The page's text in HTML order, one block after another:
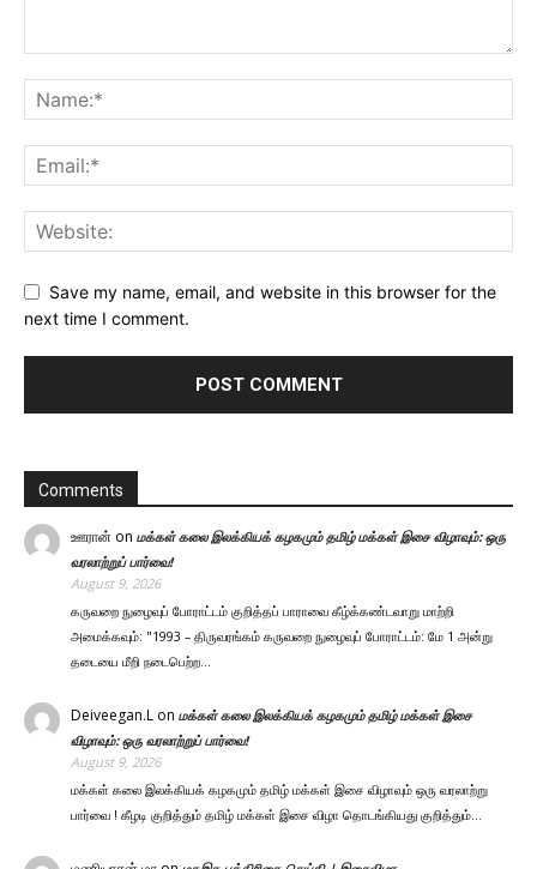
Save my name, email, and website in this browser for the
next time I comment.
Comments
ஊரான் on மக்கள் கலை இலக்கியக் கழகமும் தமிழ் மக்கள் இசை விழாவும்: ஒரு
வரலாற்றுப் பார்வை!
August 9, 2026
கருவறை நுழைவுப் போராட்டம் குறித்தப் பாராவை கீழ்க்கண்டவாறு மாற்றி
அமைக்கவும்: "1993 – திருவரங்கம் கருவறை நுழைவுப் போராட்டம்: மே 1 அன்று
தடையை மீறி நடைபெற்ற…
Deiveegan.L on மக்கள் கலை இலக்கியக் கழகமும் தமிழ் மக்கள் இசை
விழாவும்: ஒரு வரலாற்றுப் பார்வை!
August 9, 2026
மக்கள் கலை இலக்கியக் கழகமும் தமிழ் மக்கள் இசை விழாவும் ஒரு வரலாற்று
பார்வை ! கீழடி குறித்தும் தமிழ் மக்கள் இசை விழா தொடங்கியது குறித்தும்…